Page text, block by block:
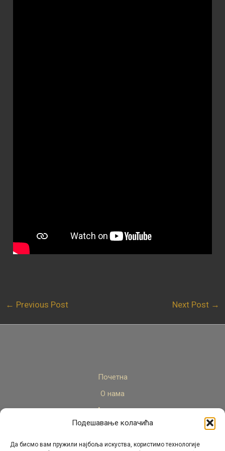
Подешавање колачића
Да бисмо вам пружили најбоља искуства, користимо технологије
← Previous Post Next Post →
Почетна
О нама
Актуелно
Стручни кадар
Пројекти